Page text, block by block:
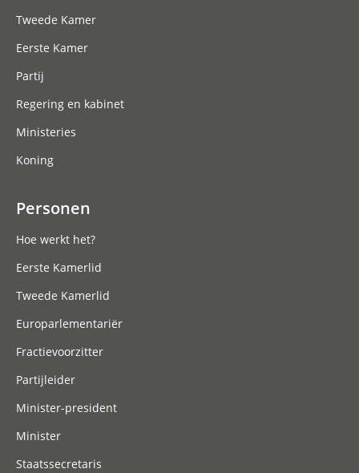
Tweede Kamer
Eerste Kamer
Partij
Regering en kabinet
Ministeries
Koning
Personen
Hoe werkt het?
Eerste Kamerlid
Tweede Kamerlid
Europarlementariër
Fractievoorzitter
Partijleider
Minister-president
Minister
Staatssecretaris